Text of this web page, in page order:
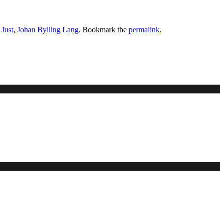
, Johan Bylling Lang. Bookmark the permalink.